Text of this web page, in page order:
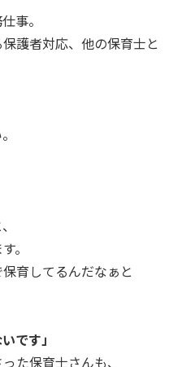
事。
護者対応、他の保育士と
。
育してるんだなぁと
です」
た保育士さんも、